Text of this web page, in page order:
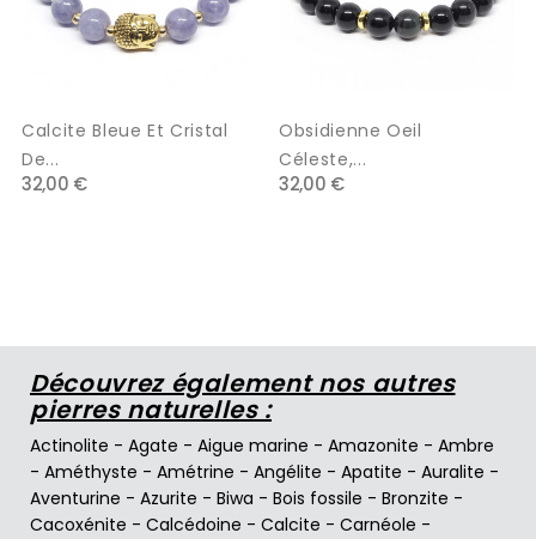
Calcite Bleue Et Cristal
De...
32,00 €
Obsidienne Oeil
Céleste,...
32,00 €
Découvrez également nos autres
pierres naturelles :
Actinolite - Agate - Aigue marine - Amazonite - Ambre
- Améthyste - Amétrine - Angélite - Apatite - Auralite -
Aventurine - Azurite - Biwa - Bois fossile - Bronzite -
Cacoxénite - Calcédoine - Calcite - Carnéole -